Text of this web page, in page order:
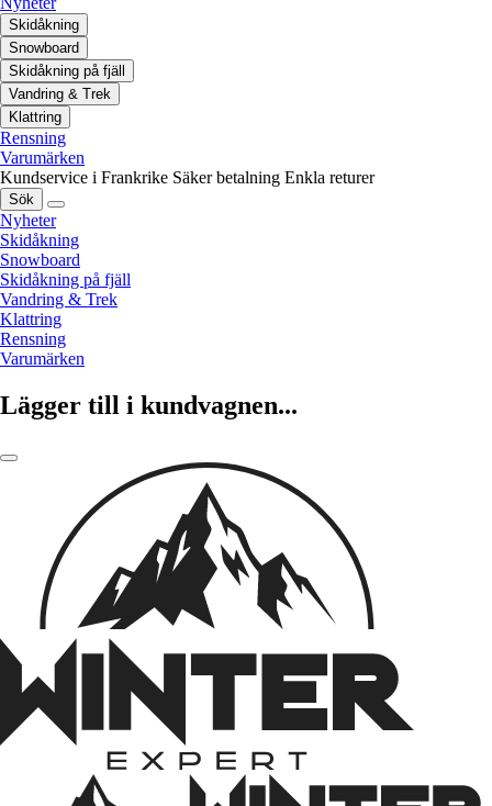
Skidåkning
Snowboard
Skidåkning på fjäll
Vandring & Trek
Klattring
Rensning
Varumärken
Kundservice i Frankrike Säker betalning Enkla returer
Sök
Nyheter
Skidåkning
Snowboard
Skidåkning på fjäll
Vandring & Trek
Klattring
Rensning
Varumärken
Lägger till i kundvagnen...